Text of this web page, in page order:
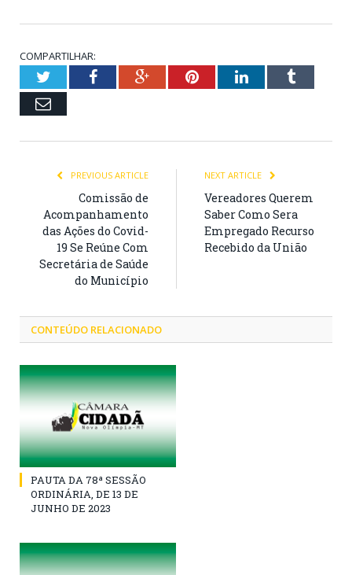
COMPARTILHAR:
TwitterFacebookGoogle+PinterestLinkedInTumblr
Email
PREVIOUS ARTICLE
Comissão de
Acompanhamento
das Ações do Covid-
19 Se Reúne Com
Secretária de Saúde
do Município
NEXT ARTICLE
Vereadores Querem
Saber Como Sera
Empregado Recurso
Recebido da União
CONTEÚDO RELACIONADO
PAUTA DA 78ª SESSÃO
ORDINÁRIA, DE 13 DE
JUNHO DE 2023